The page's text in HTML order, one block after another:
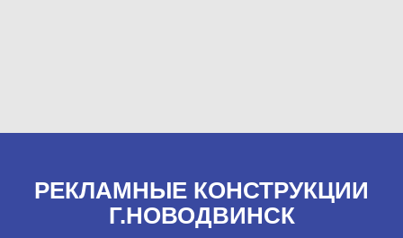
РЕКЛАМНЫЕ КОНСТРУКЦИИ
Г.НОВОДВИНСК